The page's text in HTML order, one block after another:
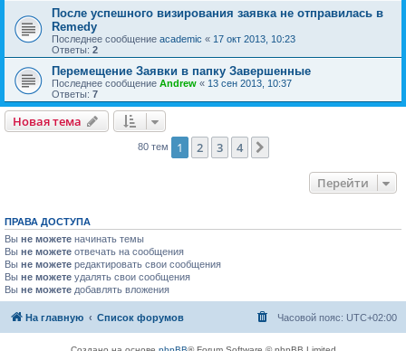
После успешного визирования заявка не отправилась в
Remedy
Последнее сообщение academic « 17 окт 2013, 10:23
Ответы: 2
Перемещение Заявки в папку Завершенные
Последнее сообщение Andrew « 13 сен 2013, 10:37
Ответы: 7
Новая тема
80 тем 1 2 3 4
Перейти
ПРАВА ДОСТУПА
Вы не можете начинать темы
Вы не можете отвечать на сообщения
Вы не можете редактировать свои сообщения
Вы не можете удалять свои сообщения
Вы не можете добавлять вложения
На главную Список форумов Часовой пояс: UTC+02:00